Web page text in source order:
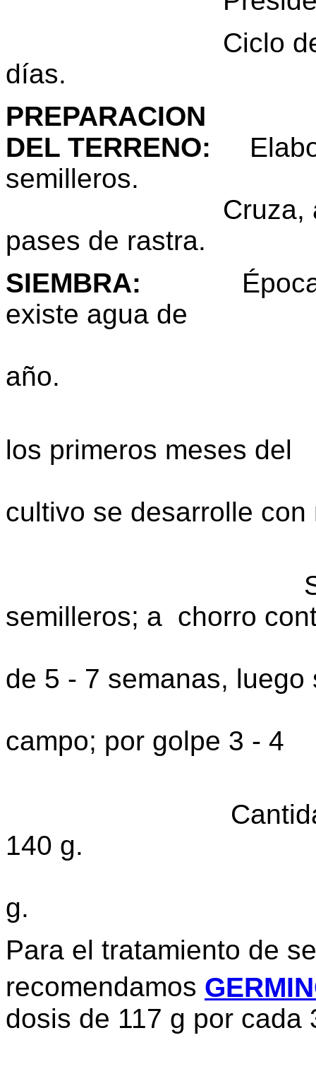
Ciclo del
días.
PREPARACION
DEL TERRENO:
semilleros.
Cruza, arada,
pases de rastra.
SIEMBRA:
Época:
existe agua de
año.
los primeros meses del
cultivo se desarrolle con
Sistema:
semilleros; a chorro
de 5 - 7 semanas, luego
campo; por golpe 3 - 4
Cantidad:
140 g.
g.
Para el tratamiento de
recomendamos
dosis de 117 g por cada